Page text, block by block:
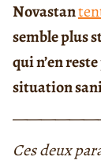
Novastan
semble plus
qui n’en
situation
Ces deux